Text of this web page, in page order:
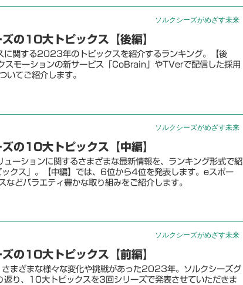
ソルクシーズがめざす未来
の10大トピックス【後編】
に関する2023年のトピックスを紹介するランキング。【後
スモーションの新サービス「CoBrain」やTVerで配信した採用
てご紹介します。
ソルクシーズがめざす未来
の10大トピックス【中編】
ューションに関するさまざまな最新情報を、ランキング形式で紹
ス」。【中編】では、6位から4位を発表します。eスポー
どバラエティ豊かな取り組みをご紹介します。
ソルクシーズがめざす未来
の10大トピックス【前編】
まざまな様々な変化や挑戦があった2023年。ソルクシーズグ
返り、10大トピックスを3回シリーズで発表させていただきま